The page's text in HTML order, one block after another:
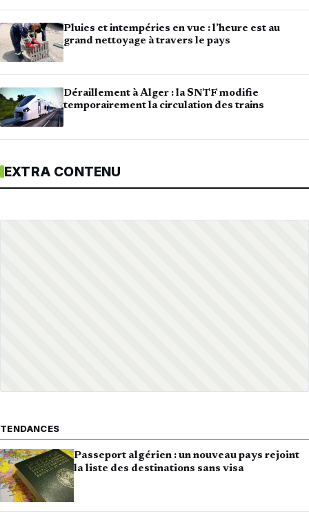
Pluies et intempéries en vue : l’heure est au
grand nettoyage à travers le pays
Déraillement à Alger : la SNTF modifie
temporairement la circulation des trains
EXTRA CONTENU
TENDANCES
Passeport algérien : un nouveau pays rejoint
la liste des destinations sans visa